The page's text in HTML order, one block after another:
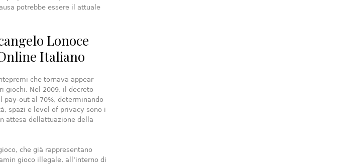
potrebbe essere il attuale
Lonoce
Italiano
che tornava appear
giochi. Nel 2009, il decreto
pay-out al 70%, determinando
spazi e level of privacy sono i
attesa dellattuazione della
che già rappresentano
gioco illegale, all’interno di